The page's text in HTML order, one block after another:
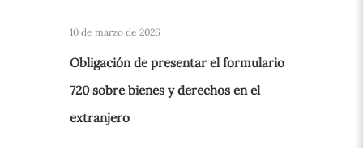
10 de marzo de 2026
Obligación de presentar el formulario
720 sobre bienes y derechos en el
extranjero